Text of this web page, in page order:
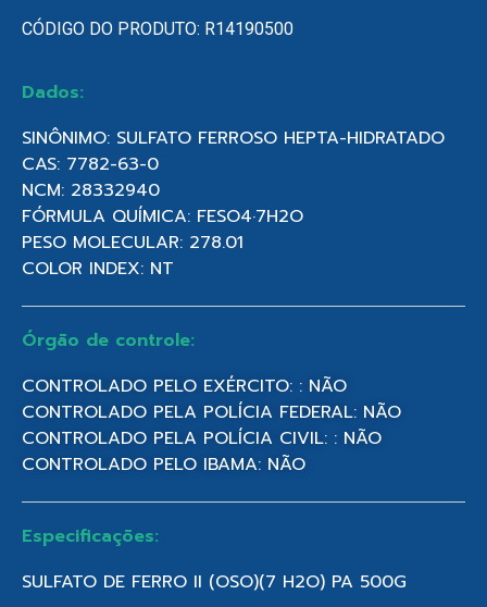
CÓDIGO DO PRODUTO: R14190500
Dados:
SINÔNIMO: SULFATO FERROSO HEPTA-HIDRATADO
CAS: 7782-63-0
NCM: 28332940
FÓRMULA QUÍMICA: FESO4·7H2O
PESO MOLECULAR: 278.01
COLOR INDEX: NT
Órgão de controle:
CONTROLADO PELO EXÉRCITO: : NÃO
CONTROLADO PELA POLÍCIA FEDERAL: NÃO
CONTROLADO PELA POLÍCIA CIVIL: : NÃO
CONTROLADO PELO IBAMA: NÃO
Especificações:
SULFATO DE FERRO II (OSO)(7 H2O) PA 500G